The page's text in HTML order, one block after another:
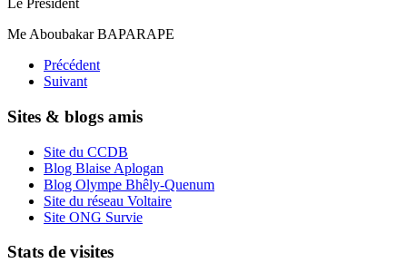
Le Président
Me Aboubakar BAPARAPE
Précédent
Suivant
Sites & blogs amis
Site du CCDB
Blog Blaise Aplogan
Blog Olympe Bhêly-Quenum
Site du réseau Voltaire
Site ONG Survie
Stats de visites